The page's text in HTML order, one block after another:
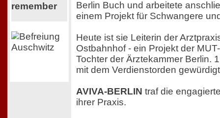
remember
Berlin Buch und arbeitete
einem Projekt für Schwangere
Heute ist sie Leiterin der
Ostbahnhof - ein Projekt der
Tochter der Ärztekammer Berlin.
mit dem Verdienstorden
AVIVA-BERLIN traf die
ihrer Praxis.